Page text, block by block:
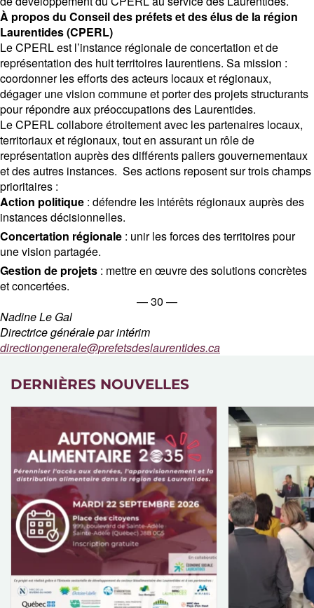
À propos du Conseil des préfets et des élus de la région
Laurentides (CPERL)
Le CPERL est l’instance régionale de concertation et de
représentation des huit territoires laurentiens. Sa mission :
coordonner les efforts des acteurs locaux et régionaux,
dégager une vision commune et porter des projets structurants
pour répondre aux préoccupations des Laurentides.
Le CPERL collabore étroitement avec les partenaires locaux,
territoriaux et régionaux, tout en assurant un rôle de
représentation auprès des différents paliers gouvernementaux
et des autres instances. Ses actions reposent sur trois champs
prioritaires :
Action politique : défendre les intérêts régionaux auprès des
instances décisionnelles.
Concertation régionale : unir les forces des territoires pour
une vision partagée.
Gestion de projets : mettre en œuvre des solutions concrètes
et concertées.
— 30 —
Nadine Le Gal
Directrice générale par intérim
directiongenerale@prefetsdeslaurentides.ca
DERNIÈRES NOUVELLES